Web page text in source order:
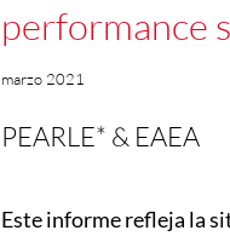
performance
marzo 2021
PEARLE* & EAEA
Este informe refleja la